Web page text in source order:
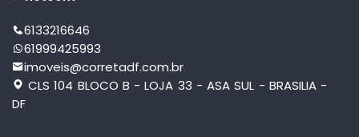
6133216646
61999425993
imoveis@corretadf.com.br
CLS 104 BLOCO B - LOJA 33 - ASA SUL - BRASILIA -
DF